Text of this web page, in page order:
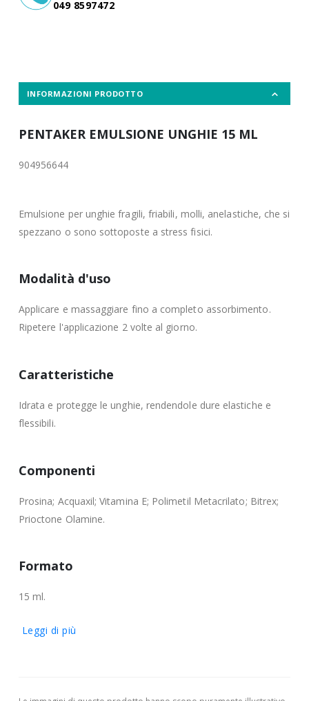
049 8597472
INFORMAZIONI PRODOTTO
PENTAKER EMULSIONE UNGHIE 15 ML
904956644
Emulsione per unghie fragili, friabili, molli, anelastiche, che si
spezzano o sono sottoposte a stress fisici.
Modalità d'uso
Applicare e massaggiare fino a completo assorbimento.
Ripetere l'applicazione 2 volte al giorno.
Caratteristiche
Idrata e protegge le unghie, rendendole dure elastiche e
flessibili.
Componenti
Prosina; Acquaxil; Vitamina E; Polimetil Metacrilato; Bitrex;
Prioctone Olamine.
Formato
15 ml.
Leggi di più